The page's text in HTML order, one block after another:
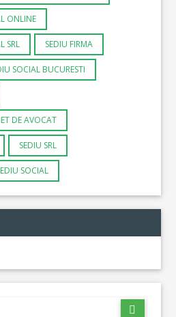
ONLINE
SRL SEDIU FIRMA
SOCIAL BUCURESTI
DE AVOCAT
SEDIU SRL
SOCIAL